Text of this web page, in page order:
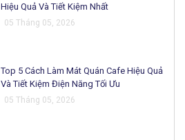
Hiệu Quả Và Tiết Kiệm Nhất
05 Tháng 05, 2026
Top 5 Cách Làm Mát Quán Cafe Hiệu Quả
Và Tiết Kiệm Điện Năng Tối Ưu
05 Tháng 05, 2026